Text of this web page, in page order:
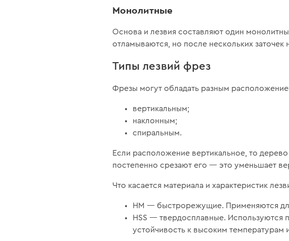
Монолитные
Основа и лезвия составляют один
отламываются, но после нескольких заточек
Типы лезвий фрез
Фрезы могут обладать разным
вертикальным;
наклонным;
спиральным.
Если расположение вертикальное, то
постепенно срезают его — это уменьшает
Что касается материала и характеристик
HM — быстрорежущие. Применяются
HSS — твердосплавные.
устойчивость к высоким